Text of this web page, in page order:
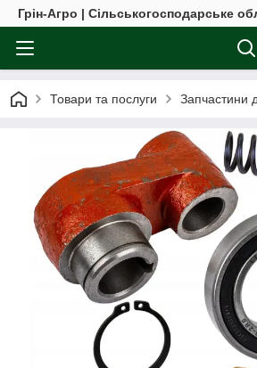
Грін-Агро | Сільськогосподарське
Товари та послуги Запчастини